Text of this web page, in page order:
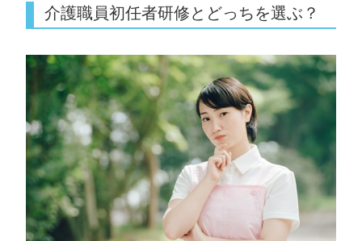
介護職員初任者研修とどっちを選ぶ？